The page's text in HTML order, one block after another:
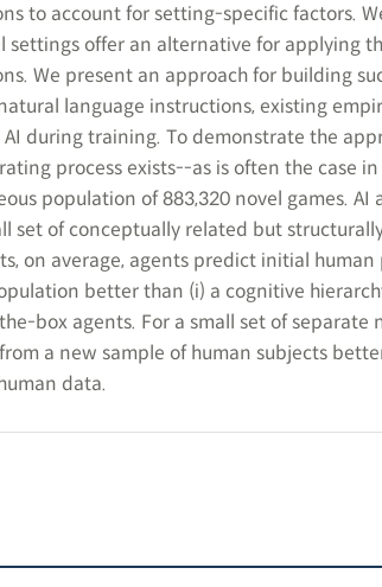
to account for setting-specific factors.
settings offer an alternative for applying
We present an approach for building
language instructions, existing
during training. To demonstrate the
process exists--as is often the case
population of 883,320 novel games.
set of conceptually related but
on average, agents predict initial
better than (i) a cognitive
box agents. For a small set of separate
a new sample of human subjects
data.